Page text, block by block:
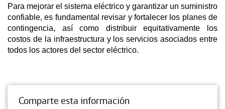
Para mejorar el sistema eléctrico y garantizar un suministro
confiable, es fundamental revisar y fortalecer los planes de
contingencia, así como distribuir equitativamente los
costos de la infraestructura y los servicios asociados entre
todos los actores del sector eléctrico.
Comparte esta información